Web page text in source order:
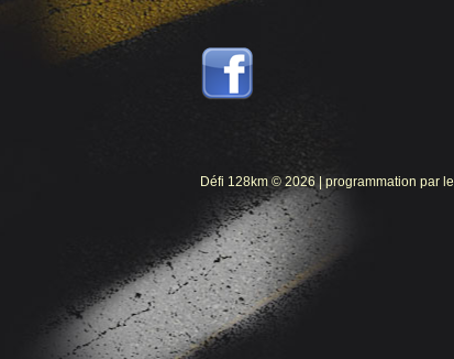
Défi 128km © 2026 | programmation par le